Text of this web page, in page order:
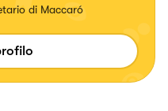
di Maccaró